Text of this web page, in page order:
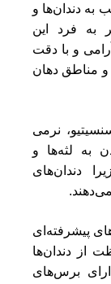
به دندان‌ها و
به فرد این
و با دقت
و مناطق دهان
نرمی
به لثه‌ها و
دندان‌های
پیشرفته‌ای
از دندان‌ها
برس‌های